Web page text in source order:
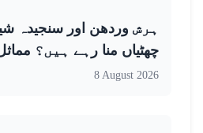
ہرش وردھن اور سنجیدہ
چھٹیاں منا رہے ہیں؟
کی افواہیں بڑھا دیں
8 August 2026